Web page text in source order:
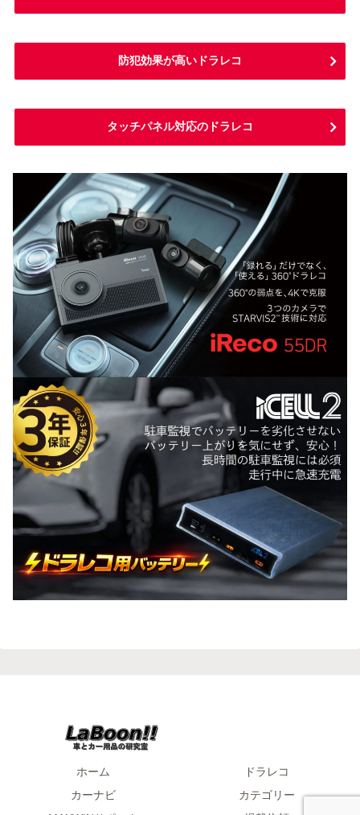
防犯効果が高いドラレコ
タッチパネル対応のドラレコ
ホーム
ドラレコ
カーナビ
カテゴリー